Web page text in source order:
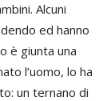
Alcuni
ed hanno
è giunta una
l’uomo, lo ha
un ternano di